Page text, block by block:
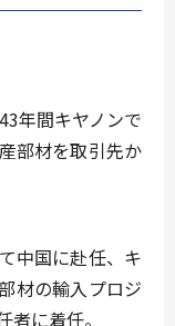
年間キヤノンで
部材を取引先か
中国に赴任、キ
材の輸入プロジ
に着任。